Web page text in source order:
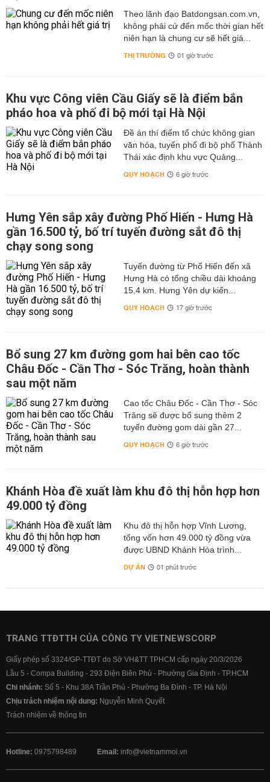
Theo lãnh đạo Batdongsan.com.vn,
không phải cứ đến mốc thời gian hết
niên hạn là chung cư sẽ hết giá...
THỊ TRƯỜNG 01 giờ trước
Khu vực Công viên Cầu Giấy sẽ là điểm bắn
pháo hoa và phố đi bộ mới tại Hà Nội
Đề án thí điểm tổ chức không gian
văn hóa, tuyến phố đi bộ phố Thành
Thái xác định khu vực Quảng...
QUY HOẠCH 6 giờ trước
Hưng Yên sắp xây đường Phố Hiến - Hưng Hà
gần 16.500 tỷ, bố trí tuyến đường sắt đô thị
chạy song song
Tuyến đường từ Phố Hiến đến xã
Hưng Hà có tổng chiều dài khoảng
15,4 km. Hưng Yên dự kiến...
QUY HOẠCH 17 giờ trước
Bổ sung 27 km đường gom hai bên cao tốc
Châu Đốc - Cần Thơ - Sóc Trăng, hoàn thành
sau một năm
Cao tốc Châu Đốc - Cần Thơ - Sóc
Trăng sẽ được bổ sung thêm 2
tuyến đường gom dài gần 27...
QUY HOẠCH 6 giờ trước
Khánh Hòa đề xuất làm khu đô thị hỗn hợp hơn
49.000 tỷ đồng
Khu đô thị hỗn hợp Vĩnh Lương,
tổng vốn hơn 49.000 tỷ đồng vừa
được UBND Khánh Hòa trình...
DỰ ÁN 01 phút trước
TRANG TTĐTTH CỦA CÔNG TY VIETNEWSCORP
Giấy phép số 3324/GP-TTĐT do Sở VH&TT TPHCM cấp ngày 20/3/2026
Lầu 5 - Compa Building - 293 Điện Biên Phủ - Phường Gia Định - TP.HCM
Chi nhánh: Số 5 - Khu 38A Trần Phú - Phường Ba Đình - TP. Hà Nội
Chịu trách nhiệm nội dung: Nguyễn Minh Quyết
Trách nhiệm về thông tin
Hotline: 0975798489 Email: info@vietnammoi.vn